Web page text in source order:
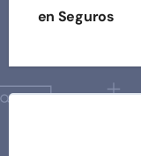
de
en Seguros